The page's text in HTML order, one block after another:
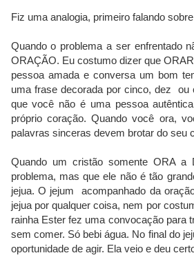
Fiz uma analogia, primeiro falando
Quando o problema a ser enfrentado
ORAÇÃO. Eu costumo dizer que
pessoa amada e conversa um bom
uma frase decorada por cinco, dez
que você não é uma pessoa
próprio coração. Quando você ora,
palavras sinceras devem brotar do seu
Quando um cristão somente ORA
problema, mas que ele não é tão
jejua. O jejum acompanhado da
jejua por qualquer coisa, nem por
rainha Ester fez uma convocação para
sem comer. Só bebi água. No final do
oportunidade de agir. Ela veio e deu